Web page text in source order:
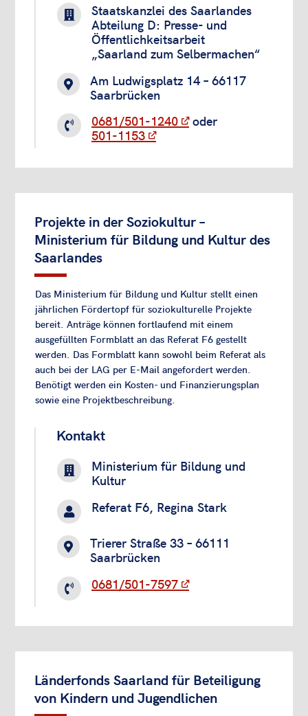

Staatskanzlei des Saarlandes
Abteilung D: Presse- und
Öffentlichkeitsarbeit
„Saarland zum Selbermachen“

Am Ludwigsplatz 14 – 66117
Saarbrücken
 0681/501-1240
oder
501-1153
Projekte in der Soziokultur –
Ministerium für Bildung und Kultur des
Saarlandes
Das Ministerium für Bildung und Kultur stellt einen
jährlichen Fördertopf für soziokulturelle Projekte
bereit. Anträge können fortlaufend mit einem
ausgefüllten Formblatt an das Referat F6 gestellt
werden. Das Formblatt kann sowohl beim Referat als
auch bei der LAG per E-Mail angefordert werden.
Benötigt werden ein Kosten- und Finanzierungsplan
sowie eine Projektbeschreibung.
Kontakt

Ministerium für Bildung und
Kultur
 Referat F6, Regina Stark

Trierer Straße 33 – 66111
Saarbrücken
 0681/501-7597
Länderfonds Saarland für Beteiligung
von Kindern und Jugendlichen